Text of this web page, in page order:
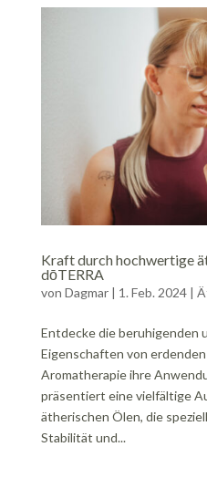
Kraft durch hochwertige
dōTERRA
von Dagmar| 1. Feb. 2024|
Entdecke die beruhigenden
Eigenschaften von
Aromatherapie ihre
präsentiert eine vielfältige
ätherischen Ölen, die
Stabilität und...